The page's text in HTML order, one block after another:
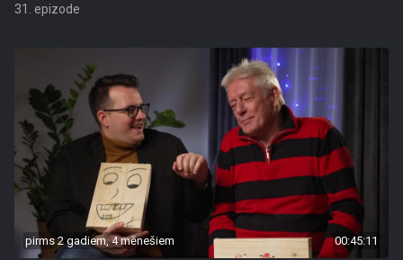
31. epizode
pirms 2 gadiem, 4 mēnešiem 00:45:11